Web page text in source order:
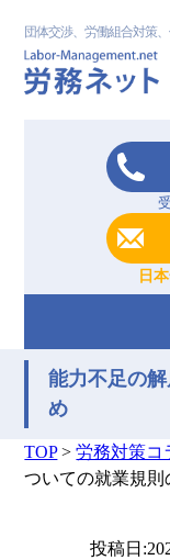
団体交渉、労働組合対策
日
能力不足の
め
TOP>労務対策コ
ついての就業規則
投稿日